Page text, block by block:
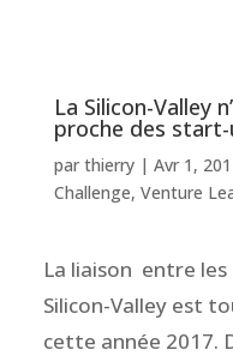
La Silicon-Valley
proche des
par thierry| Avr 1,
Challenge, Venture
La liaison entre
Silicon-Valley est
cette année 2017.